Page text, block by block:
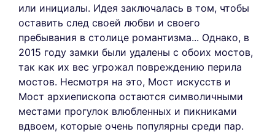
или инициалы. Идея заключалась в том, чтобы
оставить след своей любви и своего
пребывания в столице романтизма... Однако, в
2015 году замки были удалены с обоих мостов,
так как их вес угрожал повреждению перила
мостов. Несмотря на это, Мост искусств и
Мост архиепископа остаются символичными
местами прогулок влюбленных и пикниками
вдвоем, которые очень популярны среди пар.